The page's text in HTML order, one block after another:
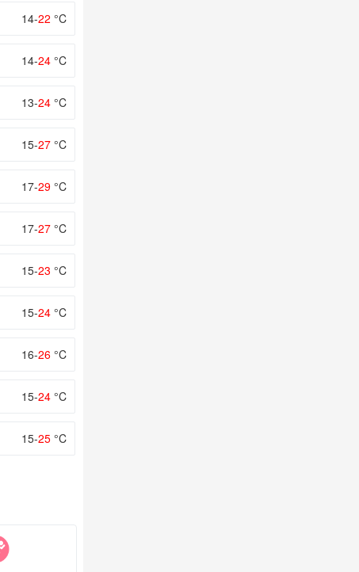
14-22 °C
14-24 °C
13-24 °C
15-27 °C
17-29 °C
17-27 °C
15-23 °C
15-24 °C
16-26 °C
15-24 °C
15-25 °C